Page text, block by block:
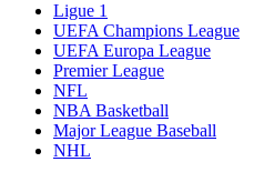
Ligue 1
UEFA Champions League
UEFA Europa League
Premier League
NFL
NBA Basketball
Major League Baseball
NHL